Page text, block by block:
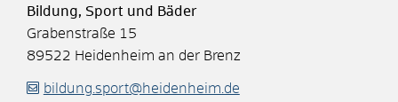
Bildung, Sport und Bäder
Grabenstraße 15
89522 Heidenheim an der Brenz
bildung.sport@heidenheim.de